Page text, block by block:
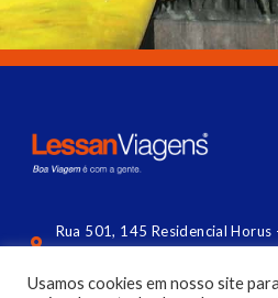
Rua 501, 145 Residencial Horus
Usamos cookies em nosso site